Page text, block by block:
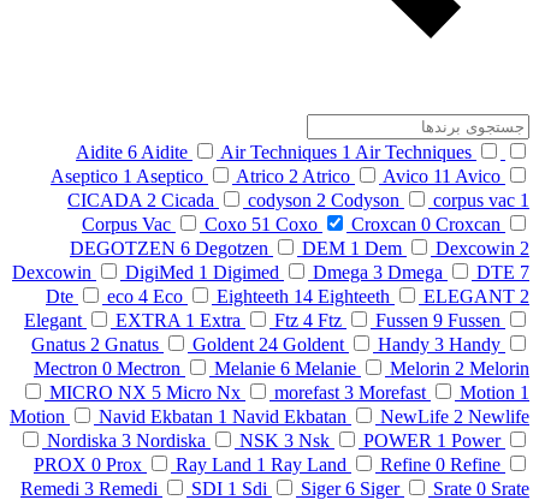
Aidite 6 Aidite Air Techniques 1 Air Techniques
Aseptico 1 Aseptico Atrico 2 Atrico Avico 11 Avico
CICADA 2 Cicada codyson 2 Codyson corpus vac 1
Corpus Vac
Coxo 51 Coxo Croxcan 0 Croxcan
DEGOTZEN 6 Degotzen DEM 1 Dem Dexcowin 2
Dexcowin
DigiMed 1 Digimed Dmega 3 Dmega DTE 7
Dte
eco 4 Eco Eighteeth 14 Eighteeth ELEGANT 2
Elegant
EXTRA 1 Extra Ftz 4 Ftz Fussen 9 Fussen
Gnatus 2 Gnatus Goldent 24 Goldent Handy 3 Handy
Mectron 0 Mectron Melanie 6 Melanie Melorin 2 Melorin
MICRO NX 5 Micro Nx morefast 3 Morefast Motion 1
Motion
Navid Ekbatan 1 Navid Ekbatan NewLife 2 Newlife
Nordiska 3 Nordiska NSK 3 Nsk POWER 1 Power
PROX 0 Prox Ray Land 1 Ray Land Refine 0 Refine
Remedi 3 Remedi SDI 1 Sdi Siger 6 Siger Srate 0 Srate